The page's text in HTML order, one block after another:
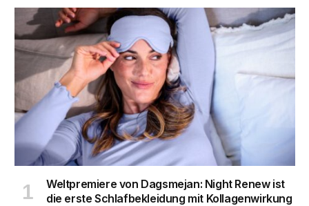
Weltpremiere von Dagsmejan: Night Renew ist
die erste Schlafbekleidung mit Kollagenwirkung